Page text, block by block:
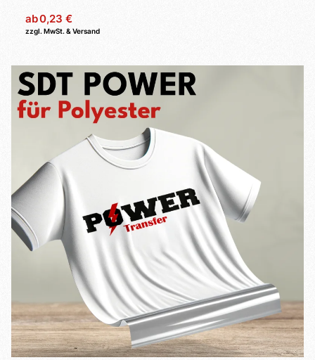
ab0,23 €
zzgl. MwSt. & Versand